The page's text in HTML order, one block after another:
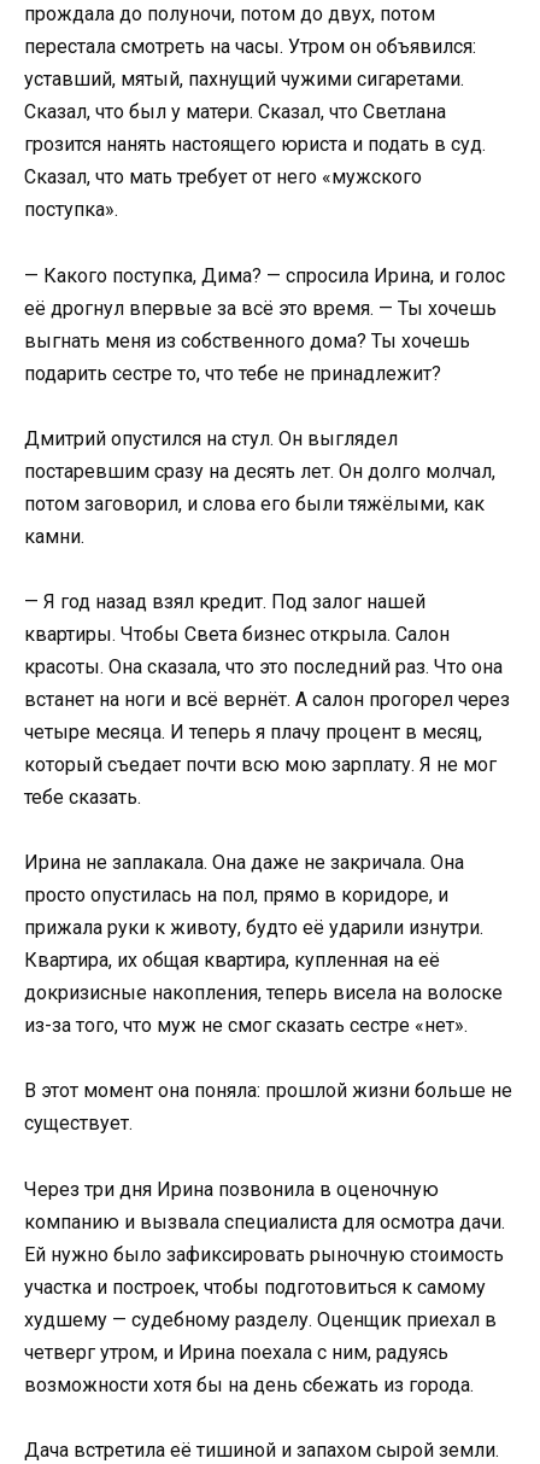
прождала до полуночи, потом до двух, потом
перестала смотреть на часы. Утром он объявился:
уставший, мятый, пахнущий чужими сигаретами.
Сказал, что был у матери. Сказал, что Светлана
грозится нанять настоящего юриста и подать в суд.
Сказал, что мать требует от него «мужского
поступка».
— Какого поступка, Дима? — спросила Ирина, и голос
её дрогнул впервые за всё это время. — Ты хочешь
выгнать меня из собственного дома? Ты хочешь
подарить сестре то, что тебе не принадлежит?
Дмитрий опустился на стул. Он выглядел
постаревшим сразу на десять лет. Он долго молчал,
потом заговорил, и слова его были тяжёлыми, как
камни.
— Я год назад взял кредит. Под залог нашей
квартиры. Чтобы Света бизнес открыла. Салон
красоты. Она сказала, что это последний раз. Что она
встанет на ноги и всё вернёт. А салон прогорел через
четыре месяца. И теперь я плачу процент в месяц,
который съедает почти всю мою зарплату. Я не мог
тебе сказать.
Ирина не заплакала. Она даже не закричала. Она
просто опустилась на пол, прямо в коридоре, и
прижала руки к животу, будто её ударили изнутри.
Квартира, их общая квартира, купленная на её
докризисные накопления, теперь висела на волоске
из-за того, что муж не смог сказать сестре «нет».
В этот момент она поняла: прошлой жизни больше не
существует.
Через три дня Ирина позвонила в оценочную
компанию и вызвала специалиста для осмотра дачи.
Ей нужно было зафиксировать рыночную стоимость
участка и построек, чтобы подготовиться к самому
худшему — судебному разделу. Оценщик приехал в
четверг утром, и Ирина поехала с ним, радуясь
возможности хотя бы на день сбежать из города.
Дача встретила её тишиной и запахом сырой земли.